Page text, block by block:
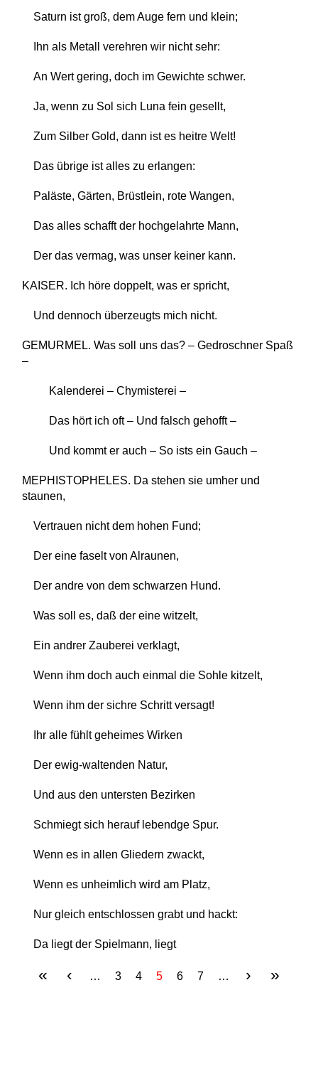
Saturn ist groß, dem Auge fern und klein;
Ihn als Metall verehren wir nicht sehr:
An Wert gering, doch im Gewichte schwer.
Ja, wenn zu Sol sich Luna fein gesellt,
Zum Silber Gold, dann ist es heitre Welt!
Das übrige ist alles zu erlangen:
Paläste, Gärten, Brüstlein, rote Wangen,
Das alles schafft der hochgelahrte Mann,
Der das vermag, was unser keiner kann.
KAISER. Ich höre doppelt, was er spricht,
Und dennoch überzeugts mich nicht.
GEMURMEL. Was soll uns das? – Gedroschner Spaß
–
Kalenderei – Chymisterei –
Das hört ich oft – Und falsch gehofft –
Und kommt er auch – So ists ein Gauch –
MEPHISTOPHELES. Da stehen sie umher und
staunen,
Vertrauen nicht dem hohen Fund;
Der eine faselt von Alraunen,
Der andre von dem schwarzen Hund.
Was soll es, daß der eine witzelt,
Ein andrer Zauberei verklagt,
Wenn ihm doch auch einmal die Sohle kitzelt,
Wenn ihm der sichre Schritt versagt!
Ihr alle fühlt geheimes Wirken
Der ewig-waltenden Natur,
Und aus den untersten Bezirken
Schmiegt sich herauf lebendge Spur.
Wenn es in allen Gliedern zwackt,
Wenn es unheimlich wird am Platz,
Nur gleich entschlossen grabt und hackt:
Da liegt der Spielmann, liegt
SEITEN
« ‹ … 3 4 5 6 7 … › »